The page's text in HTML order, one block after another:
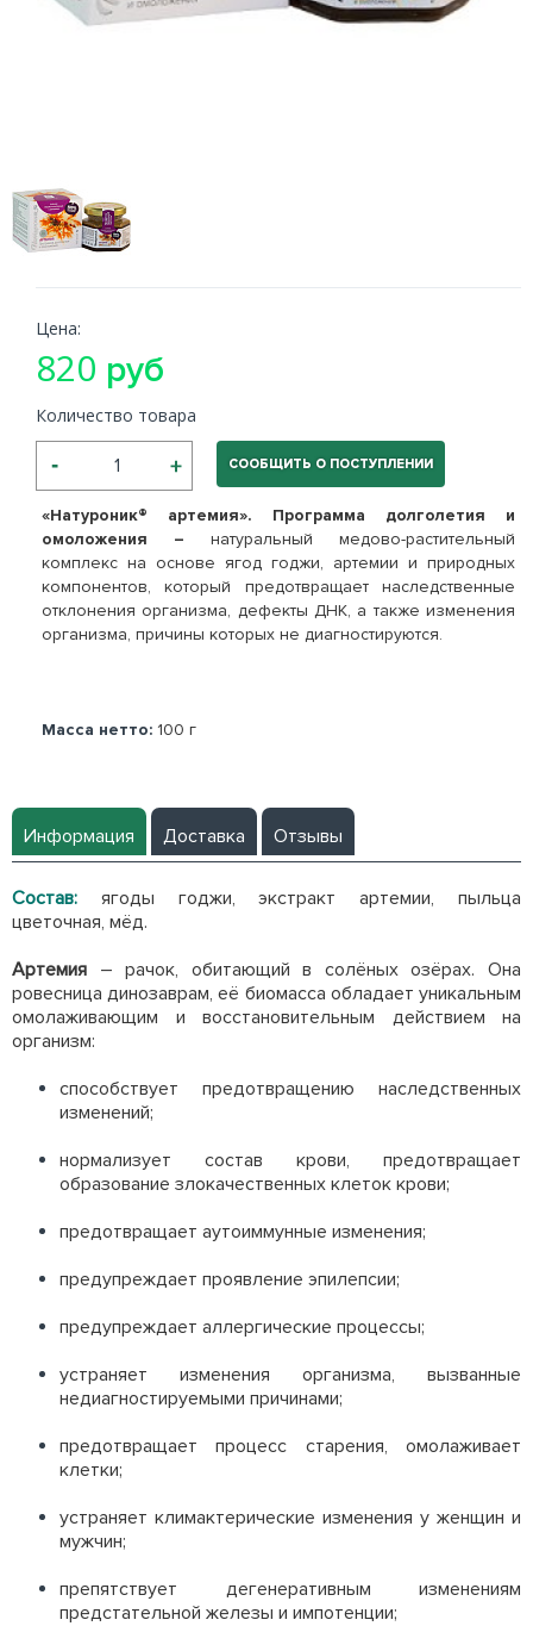
«Натуроник® артемия». Программа долголетия и
омоложения – натуральный медово-растительный
комплекс на основе ягод годжи, артемии и природных
компонентов, который предотвращает
наследственные
отклонения организма, дефекты ДНК, а также изменения
организма, причины которых не диагностируются.
Масса нетто: 100 г
Цена:
820 руб
Количество товара
СООБЩИТЬ О ПОСТУПЛЕНИИ
Информация Доставка Отзывы
Состав: ягоды годжи, экстракт артемии, пыльца
цветочная, мёд.
Артемия – рачок, обитающий в солёных озёрах. Она
ровесница динозаврам, её биомасса обладает уникальным
омолаживающим и восстановительным действием на
организм:
способствует предотвращению наследственных
изменений;
нормализует состав крови, предотвращает
образование злокачественных клеток крови;
предотвращает аутоиммунные изменения;
предупреждает проявление эпилепсии;
предупреждает аллергические процессы;
устраняет изменения организма, вызванные
недиагностируемыми причинами;
предотвращает процесс старения, омолаживает
клетки;
устраняет климактерические изменения у женщин и
мужчин;
препятствует дегенеративным изменениям
предстательной железы и импотенции;